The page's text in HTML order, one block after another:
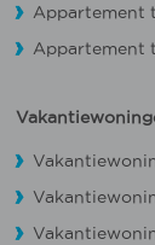
Appartement
Appartement